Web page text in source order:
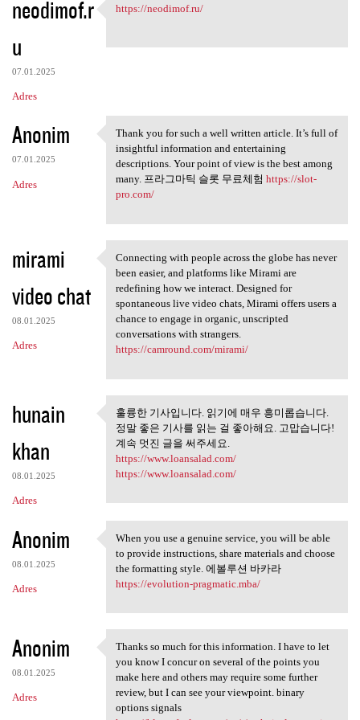
neodimof.r
u
07.01.2025
Adres
https://neodimof.ru/
https://neodimof.ru/
Anonim
07.01.2025
Adres
Thank you for such a well
Thank you for such a well written article. It’s full of
insightful information and entertaining
descriptions. Your point of view is the best among
many. 프라그마틱 슬롯 무료체험 https://slot-
pro.com/
mirami
video chat
08.01.2025
Adres
Connecting with people across
Connecting with people across the globe has never
been easier, and platforms like Mirami are
redefining how we interact. Designed for
spontaneous live video chats, Mirami offers users a
chance to engage in organic, unscripted
conversations with strangers.
https://camround.com/mirami/
hunain
khan
08.01.2025
Adres
훌륭한 기사입니다. 읽기에 매우
흥미롭습니다. 정말
훌륭한 기사입니다. 읽기에 매우 흥미롭습니다.
정말 좋은 기사를 읽는 걸 좋아해요. 고맙습니다!
계속 멋진 글을 써주세요.
https://www.loansalad.com/
https://www.loansalad.com/
Anonim
08.01.2025
Adres
When you use a genuine
When you use a genuine service, you will be able
to provide instructions, share materials and choose
the formatting style. 에볼루션 바카라
https://evolution-pragmatic.mba/
Anonim
08.01.2025
Adres
Thanks so much for this
Thanks so much for this information. I have to let
you know I concur on several of the points you
make here and others may require some further
review, but I can see your viewpoint. binary
options signals